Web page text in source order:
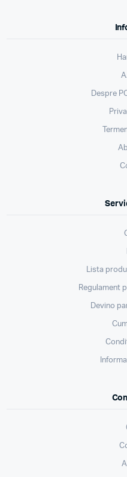
Despre
Lista
Regulament
Devino